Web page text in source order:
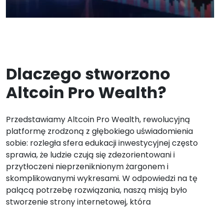
Dlaczego stworzono
Altcoin Pro Wealth?
Przedstawiamy Altcoin Pro Wealth, rewolucyjną
platformę zrodzoną z głębokiego uświadomienia
sobie: rozległa sfera edukacji inwestycyjnej często
sprawia, że ludzie czują się zdezorientowani i
przytłoczeni nieprzeniknionym żargonem i
skomplikowanymi wykresami. W odpowiedzi na tę
palącą potrzebę rozwiązania, naszą misją było
stworzenie strony internetowej, która